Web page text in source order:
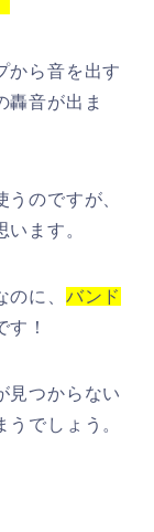
から音を出す
轟音が出ま
のですが、
ます。
に、 バンド
す！
見つからない
でしょう。